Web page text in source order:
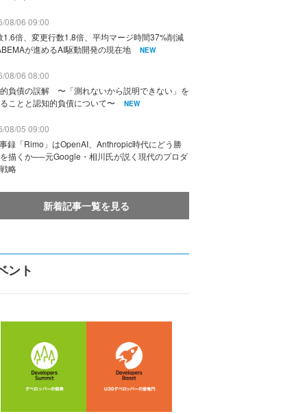
08/06 09:00
1.6倍、変更行数1.8倍、平均マージ時間37%削減
が進めるAI駆動開発の現在地
NEW
08/06 08:00
負債の誤解 〜「測れないから説明できない」を
ことと認知的負債について〜
NEW
08/05 09:00
録「Rimo」はOpenAI、Anthropic時代にどう勝
描くか──元Google・相川氏が説く現代のプロダ
略
新着記事一覧を見る
ント